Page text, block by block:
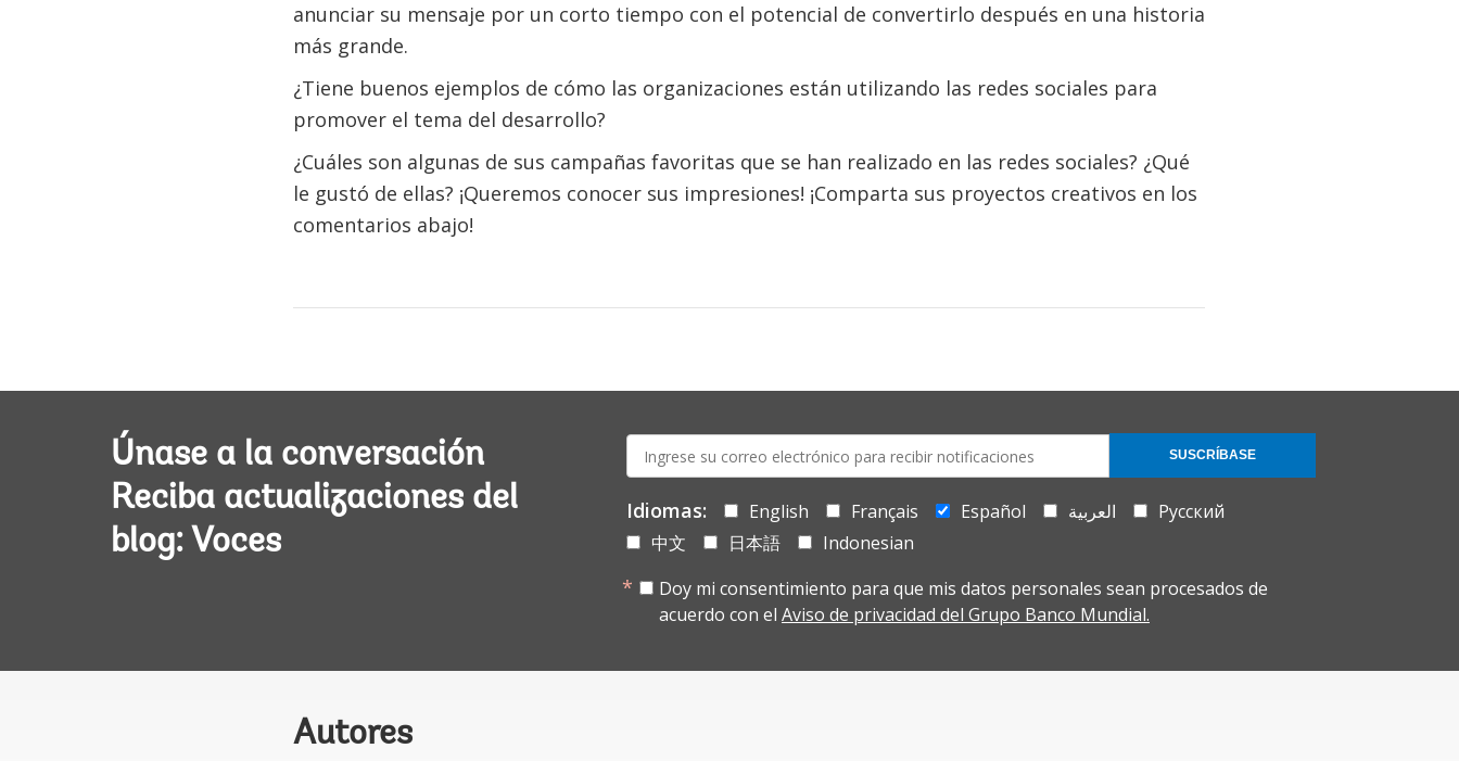
anunciar su mensaje por un corto tiempo con el potencial de convertirlo después en una historia
más grande.
¿Tiene buenos ejemplos de cómo las organizaciones están utilizando las redes sociales para
promover el tema del desarrollo?
¿Cuáles son algunas de sus campañas favoritas que se han realizado en las redes sociales? ¿Qué
le gustó de ellas? ¡Queremos conocer sus impresiones! ¡Comparta sus proyectos creativos en los
comentarios abajo!
Únase a la conversación
Reciba actualizaciones del
blog: Voces
mail:
Idiomas: English Français Español العربية
Русский
中文
日本語
Indonesian
Doy mi consentimiento para que mis datos personales sean procesados de
acuerdo con el Aviso de privacidad del Grupo Banco Mundial.
SUSCRÍBASE
Autores